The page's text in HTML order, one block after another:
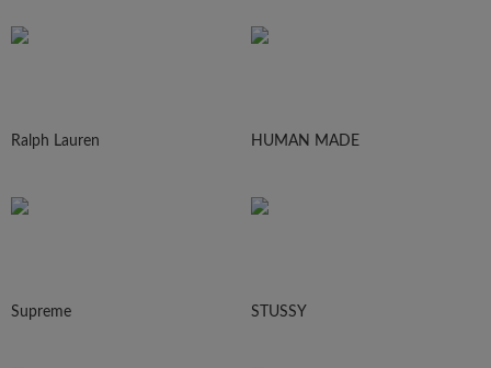
Ralph Lauren HUMAN MADE
Supreme STUSSY